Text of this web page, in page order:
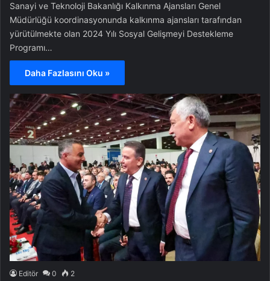
Sanayi ve Teknoloji Bakanlığı Kalkınma Ajansları Genel
Müdürlüğü koordinasyonunda kalkınma ajansları tarafından
yürütülmekte olan 2024 Yılı Sosyal Gelişmeyi Destekleme
Programı…
Daha Fazlasını Oku »
Editör 0 2